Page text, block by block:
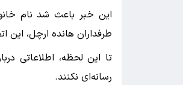
این خبر باعث شد نام
طرفداران هانده ارچل، این
تا این لحظه، اطلاعاتی
رسانه‌ای نکنند.